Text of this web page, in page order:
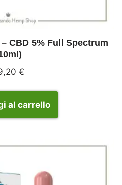
CBD 5% Full Spectrum
€
al carrello